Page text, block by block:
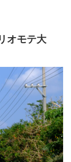
オモテ大